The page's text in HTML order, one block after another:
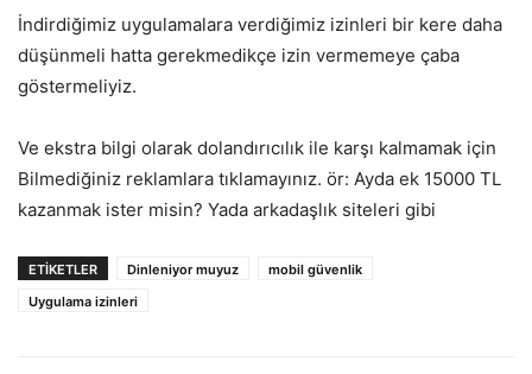
İndirdiğimiz uygulamalara verdiğimiz izinleri bir kere daha
düşünmeli hatta gerekmedikçe izin vermemeye çaba
göstermeliyiz.
Ve ekstra bilgi olarak dolandırıcılık ile karşı kalmamak için
Bilmediğiniz reklamlara tıklamayınız. ör: Ayda ek 15000 TL
kazanmak ister misin? Yada arkadaşlık siteleri gibi
ETIKETLER Dinleniyor muyuz
mobil güvenlik
Uygulama izinleri